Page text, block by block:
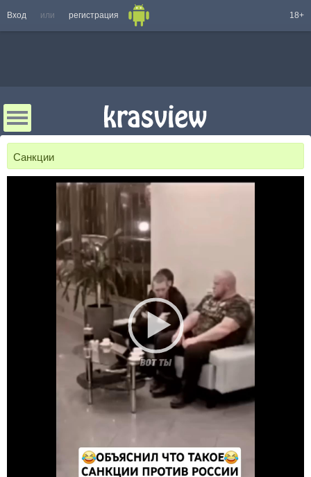
Вход или регистрация 18+
Санкции